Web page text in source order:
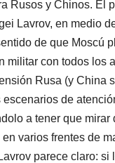
Rusos y Chinos. El
Lavrov, en medio
de que Moscú
militar con todos los
Rusa (y China
de
a tener que mirar
varios frentes de
parece claro: si